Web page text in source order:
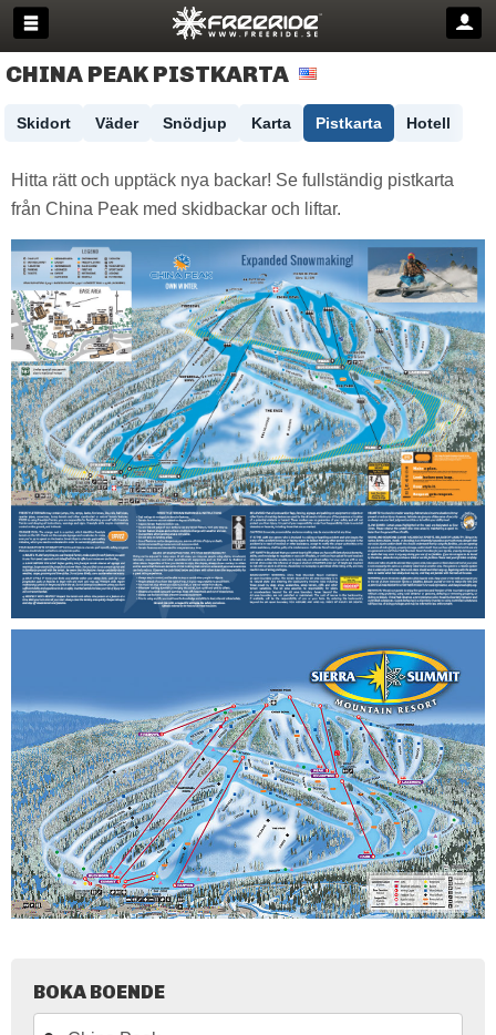
CHINA PEAK PISTKARTA
Skidort Väder Snödjup Karta Pistkarta Hotell
Hitta rätt och upptäck nya backar! Se fullständig pistkarta
från China Peak med skidbackar och liftar.
BOKA BOENDE